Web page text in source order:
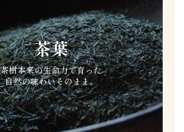
茶葉
茶樹本来の生命力で育った
自然の味わいそのまま。